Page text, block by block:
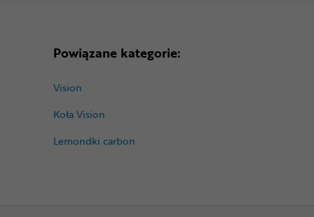
Powiązane kategorie:
Vision
Koła Vision
Lemondki carbon